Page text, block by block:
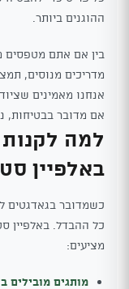
ההוגנים ביותר.
בין אם אתם מטפסים
מדריכים מנוסים,
אנחנו מאמינים
אם מדובר בבטיחות,
למה לקנות
באלפיין
כשמדובר בגאדגטים
כל ההבדל. באלפיין
מציעים:
מותגים מובילים